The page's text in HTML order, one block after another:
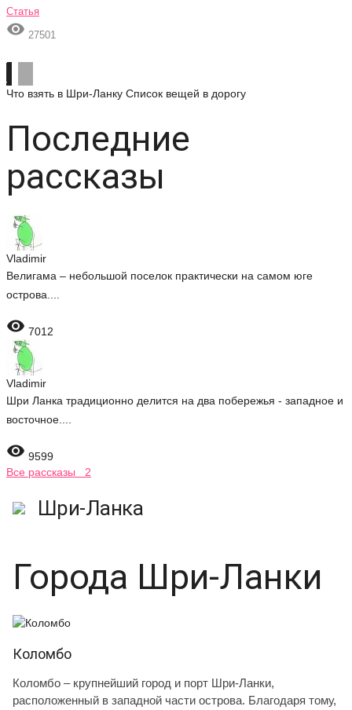
Статья
 27501
Что взять в Шри-Ланку Список вещей в дорогу
Последние
рассказы
Vladimir
Велигама – небольшой поселок практически на самом юге
острова....
 7012
Vladimir
Шри Ланка традиционно делится на два побережья - западное и
восточное....
 9599
Все рассказы 2
Шри-Ланка
Города Шри-Ланки
Коломбо
Коломбо – крупнейший город и порт Шри-Ланки,
расположенный в западной части острова. Благодаря тому,